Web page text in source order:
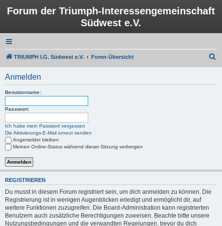
Forum der Triumph-Interessengemeinschaft
Südwest e.V.
TRIUMPH I.G. Südwest e.V. Foren-Übersicht
u
Anmelden
Benutzername:
Passwort:
Ich habe mein Passwort vergessen
Die Aktivierungs-E-Mail erneut senden
Angemeldet bleiben
Meinen Online-Status während dieser Sitzung verbergen
REGISTRIEREN
Du musst in diesem Forum registriert sein, um dich anmelden zu können. Die
Registrierung ist in wenigen Augenblicken erledigt und ermöglicht dir, auf
weitere Funktionen zuzugreifen. Die Board-Administration kann registrierten
Benutzern auch zusätzliche Berechtigungen zuweisen. Beachte bitte unsere
Nutzungsbedingungen und die verwandten Regelungen, bevor du dich